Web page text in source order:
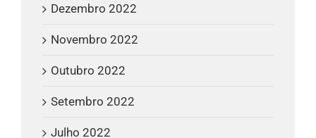
Dezembro 2022
Novembro 2022
Outubro 2022
Setembro 2022
Julho 2022